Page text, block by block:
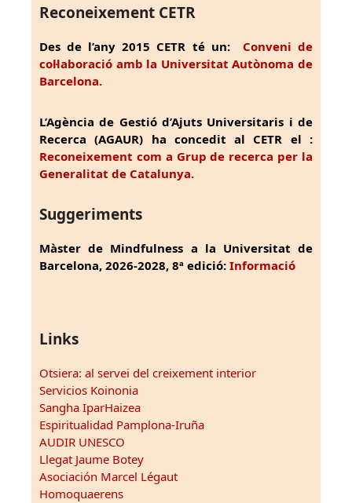
Reconeixement CETR
Des de l’any 2015 CETR té un: Conveni de
col·laboració amb la Universitat Autònoma de
Barcelona.
L’Agència de Gestió d’Ajuts Universitaris i de
Recerca (AGAUR) ha concedit al CETR el :
Reconeixement com a Grup de recerca per la
Generalitat de Catalunya.
Suggeriments
Màster de Mindfulness a la Universitat de
Barcelona, 2026-2028, 8ª edició: Informació
Links
Otsiera: al servei del creixement interior
Servicios Koinonia
Sangha IparHaizea
Espiritualidad Pamplona-Iruña
AUDIR UNESCO
Llegat Jaume Botey
Asociación Marcel Légaut
Homoquaerens